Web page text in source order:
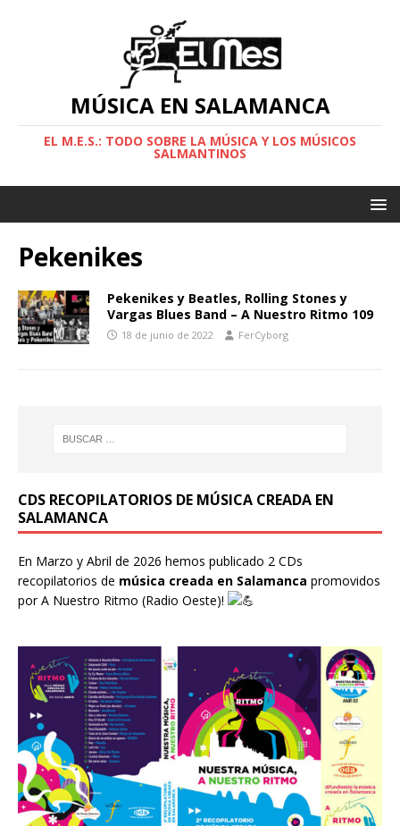
MÚSICA EN SALAMANCA
EL M.E.S.: TODO SOBRE LA MÚSICA Y LOS MÚSICOS
SALMANTINOS
Pekenikes
Pekenikes y Beatles, Rolling Stones y
Vargas Blues Band – A Nuestro Ritmo 109
18 de junio de 2022 FerCyborg
CDS RECOPILATORIOS DE MÚSICA CREADA EN
SALAMANCA
En Marzo y Abril de 2026 hemos publicado 2 CDs
recopilatorios de música creada en Salamanca promovidos
porA Nuestro Ritmo (Radio Oeste)!